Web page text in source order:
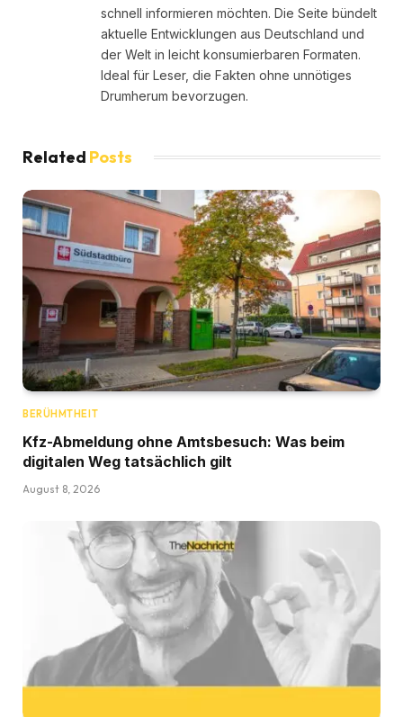
schnell informieren möchten. Die Seite bündelt
aktuelle Entwicklungen aus Deutschland und
der Welt in leicht konsumierbaren Formaten.
Ideal für Leser, die Fakten ohne unnötiges
Drumherum bevorzugen.
Related Posts
BERÜHMTHEIT
Kfz-Abmeldung ohne Amtsbesuch: Was beim
digitalen Weg tatsächlich gilt
August 8, 2026